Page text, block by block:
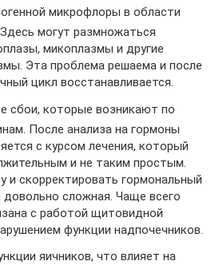
микрофлоры в области
могут размножаться
микоплазмы и другие
Эта проблема решаема и после
цикл восстанавливается.
сбои, которые возникают по
После анализа на гормоны
с курсом лечения, который
и не таким простым.
и скорректировать гормональный
сложная. Чаще всего
с работой щитовидной
функции надпочечников.
яичников, что влияет на